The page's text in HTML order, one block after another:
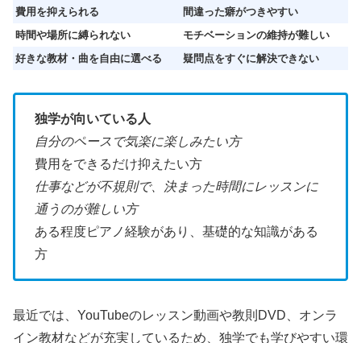
費用を抑えられる
間違った癖がつきやすい
時間や場所に縛られない
モチベーションの維持が難しい
好きな教材・曲を自由に選べる
疑問点をすぐに解決できない
独学が向いている人
自分のペースで気楽に楽しみたい方
費用をできるだけ抑えたい方
仕事などが不規則で、決まった時間にレッスンに
通うのが難しい方
ある程度ピアノ経験があり、基礎的な知識がある
方
最近では、YouTubeのレッスン動画や教則DVD、オンラ
イン教材などが充実しているため、独学でも学びやすい環